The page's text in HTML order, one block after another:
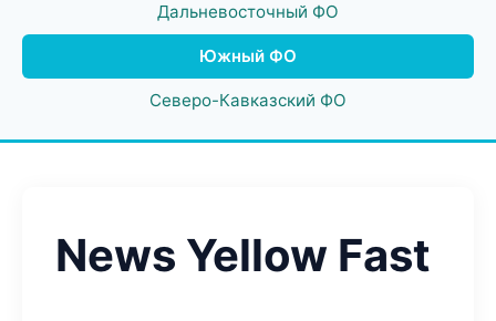
Дальневосточный ФО
Южный ФО
Северо-Кавказский ФО
News Yellow Fast